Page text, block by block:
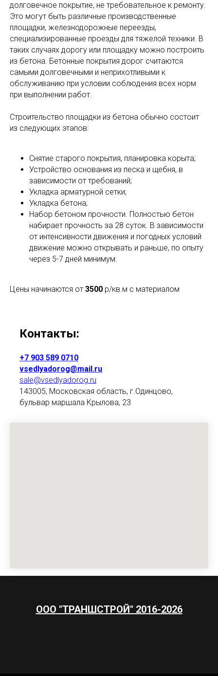
долговечное покрытие, не требовательное к ремонту.
Это могут быть различные производственные
площадки, железнодорожные переезды,
специализированные проезды для тяжелой техники. В
таких случаях дорогу или площадку можно построить
из бетона. Бетонные покрытия дорог считаются
самыми долговечными и неприхотливыми к
обслуживанию при условии соблюдения всех норм
при выполнении работ.
Строительство площадки из бетона обычно состоит
из следующих этапов:
Снятие старого покрытия, планировка корыта;
Устройство основания из песка и щебня, в
зависимости от требований;
Укладка арматурной сетки;
Укладка бетона;
Набор бетоном прочности. Полностью бетон
набирает прочность за 28 суток. В зависимости
от интенсивности движения и погодных условий
движение можно открывать и раньше, по опыту
через 5-7 дней минимум.
Цены начинаются от 3500 р/кв.м с материалом
Контакты:
+7 903 589 0710
vsedlyadorog@mail.ru
sale@vsedlyadorog.ru
143005, Московская область, г.Одинцово,
бульвар маршала Крылова, 23
ООО "ТРАНШСТРОЙ" 2016-2026